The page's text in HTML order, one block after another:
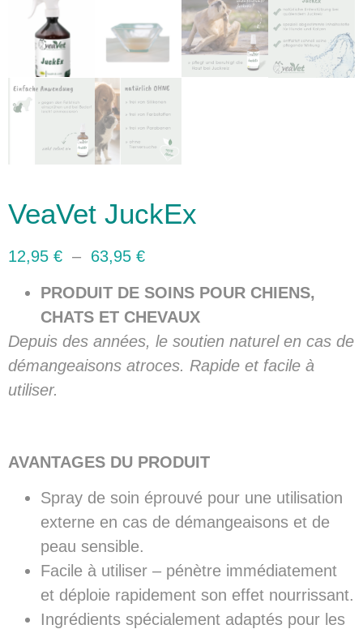
VeaVet JuckEx
12,95 € – 63,95 €
PRODUIT DE SOINS POUR CHIENS,
CHATS ET CHEVAUX
Depuis des années, le soutien naturel en cas de
démangeaisons atroces. Rapide et facile à
utiliser.
AVANTAGES DU PRODUIT
Spray de soin éprouvé pour une utilisation
externe en cas de démangeaisons et de
peau sensible.
Facile à utiliser – pénètre immédiatement
et déploie rapidement son effet nourrissant.
Ingrédients spécialement adaptés pour les